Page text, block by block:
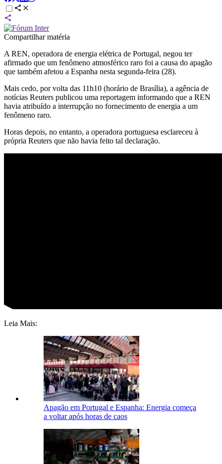
Compartilhar matéria
A REN, operadora de energia elétrica de Portugal, negou ter
afirmado que um fenômeno atmosférico raro foi a causa do apagão
que também afetou a Espanha nesta segunda-feira (28).
Mais cedo, por volta das 11h10 (horário de Brasília), a agência de
notícias Reuters publicou uma reportagem informando que a REN
havia atribuído a interrupção no fornecimento de energia a um
fenômeno raro.
Horas depois, no entanto, a operadora portuguesa esclareceu à
própria Reuters que não havia feito tal declaração.
Leia Mais:
Apagão em Portugal e Espanha: Energia começa
a voltar após horas de caos